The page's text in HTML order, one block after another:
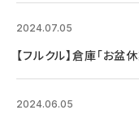
2024.07.05
【フルクル】倉庫「お
2024.06.05